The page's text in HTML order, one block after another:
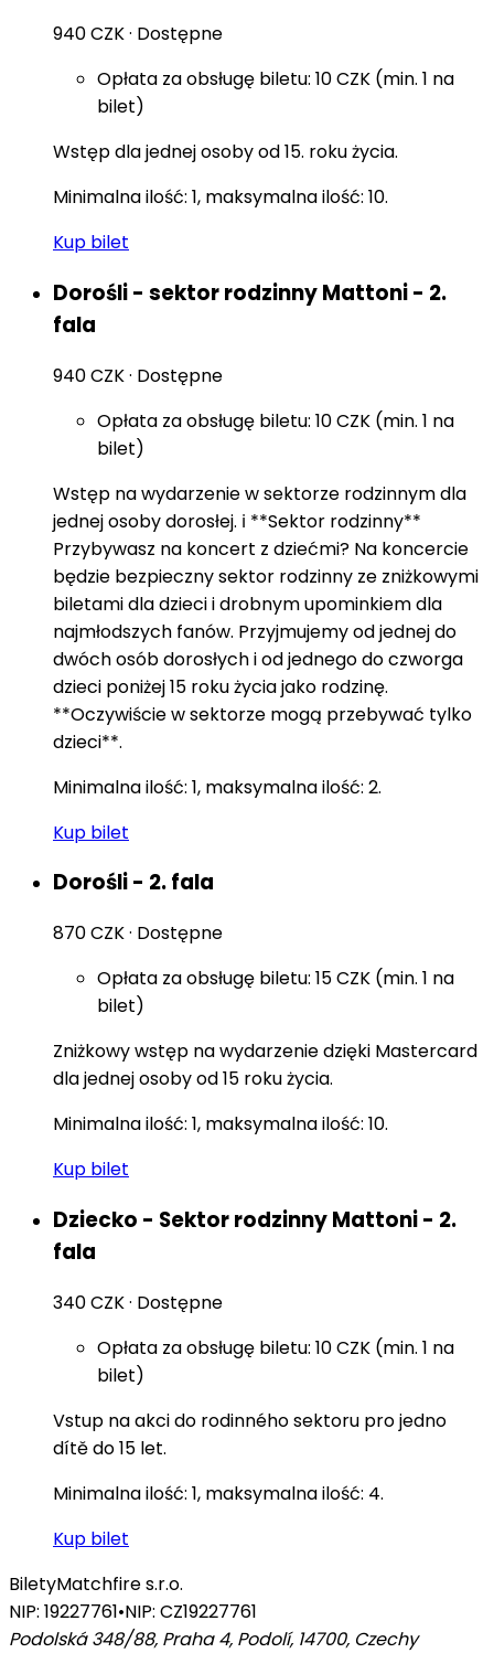
940 CZK· Dostępne
Opłata za obsługę biletu: 10 CZK (min. 1 na
bilet)
Wstęp dla jednej osoby od 15. roku życia.
Minimalna ilość: 1, maksymalna ilość: 10.
Kup bilet
Dorośli - sektor rodzinny Mattoni - 2.
fala
940 CZK· Dostępne
Opłata za obsługę biletu: 10 CZK (min. 1 na
bilet)
Wstęp na wydarzenie w sektorze rodzinnym dla
jednej osoby dorosłej. ℹ️ **Sektor rodzinny**
Przybywasz na koncert z dziećmi? Na koncercie
będzie bezpieczny sektor rodzinny ze zniżkowymi
biletami dla dzieci i drobnym upominkiem dla
najmłodszych fanów. Przyjmujemy od jednej do
dwóch osób dorosłych i od jednego do czworga
dzieci poniżej 15 roku życia jako rodzinę.
**Oczywiście w sektorze mogą przebywać tylko
dzieci**.
Minimalna ilość: 1, maksymalna ilość: 2.
Kup bilet
Dorośli - 2. fala
870 CZK· Dostępne
Opłata za obsługę biletu: 15 CZK (min. 1 na
bilet)
Zniżkowy wstęp na wydarzenie dzięki Mastercard
dla jednej osoby od 15 roku życia.
Minimalna ilość: 1, maksymalna ilość: 10.
Kup bilet
Dziecko - Sektor rodzinny Mattoni - 2.
fala
340 CZK· Dostępne
Opłata za obsługę biletu: 10 CZK (min. 1 na
bilet)
Vstup na akci do rodinného sektoru pro jedno
dítě do 15 let.
Minimalna ilość: 1, maksymalna ilość: 4.
Kup bilet
BiletyMatchfire s.r.o.
NIP: 19227761•NIP: CZ19227761
Podolská 348/88, Praha 4, Podolí, 14700, Czechy